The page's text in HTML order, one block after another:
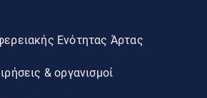
Ενότητας Άρτας
& οργανισμοί